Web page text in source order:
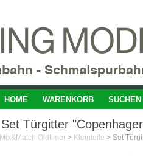
HOME WARENKORB SUCHEN
Set Türgitter
Mix&Match Oldtimer > Kleinteile >